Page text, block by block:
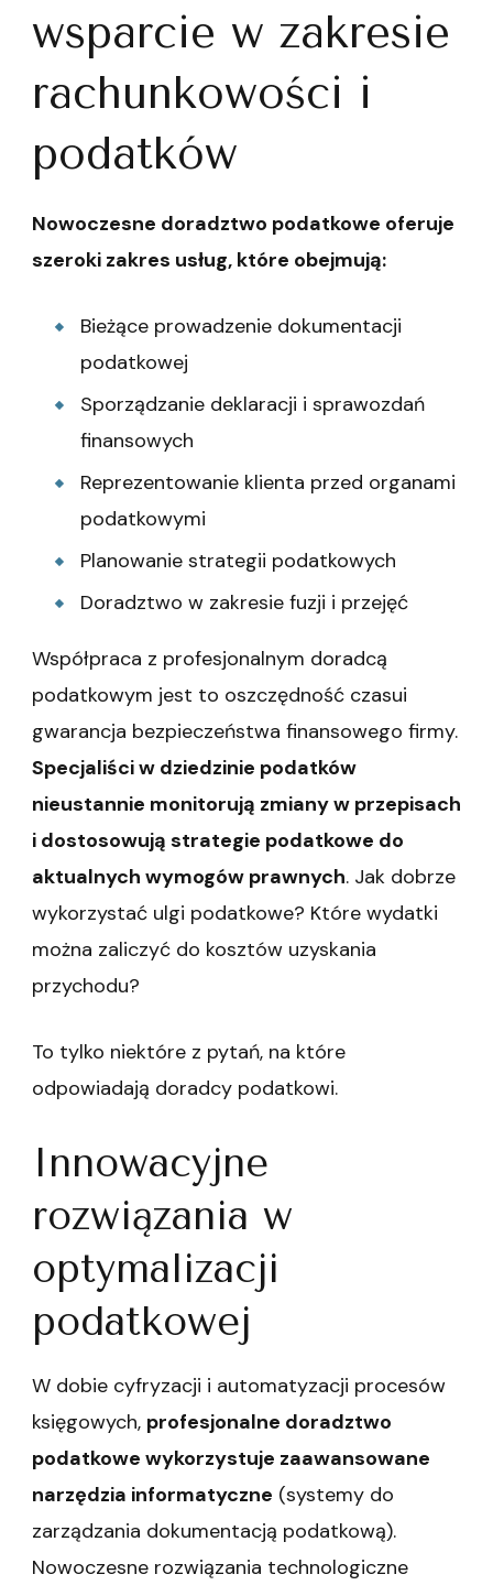
wsparcie w zakresie
rachunkowości i
podatków
Nowoczesne doradztwo podatkowe oferuje
szeroki zakres usług, które obejmują:
Bieżące prowadzenie dokumentacji
podatkowej
Sporządzanie deklaracji i sprawozdań
finansowych
Reprezentowanie klienta przed organami
podatkowymi
Planowanie strategii podatkowych
Doradztwo w zakresie fuzji i przejęć
Współpraca z profesjonalnym doradcą
podatkowym jest to oszczędność czasui
gwarancja bezpieczeństwa finansowego firmy.
Specjaliści w dziedzinie podatków
nieustannie monitorują zmiany w przepisach
i dostosowują strategie podatkowe do
aktualnych wymogów prawnych. Jak dobrze
wykorzystać ulgi podatkowe? Które wydatki
można zaliczyć do kosztów uzyskania
przychodu?
To tylko niektóre z pytań, na które
odpowiadają doradcy podatkowi.
Innowacyjne
rozwiązania w
optymalizacji
podatkowej
W dobie cyfryzacji i automatyzacji procesów
księgowych, profesjonalne doradztwo
podatkowe wykorzystuje zaawansowane
narzędzia informatyczne (systemy do
zarządzania dokumentacją podatkową).
Nowoczesne rozwiązania technologiczne